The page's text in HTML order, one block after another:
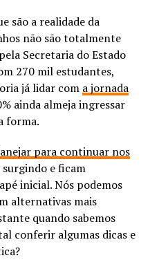
são a realidade da
não são totalmente
Secretaria do Estado
270 mil estudantes,
já lidar com a jornada
ainda almeja ingressar
forma.
para continuar nos
surgindo e ficam
inicial. Nós podemos
alternativas mais
quando sabemos
conferir algumas dicas e